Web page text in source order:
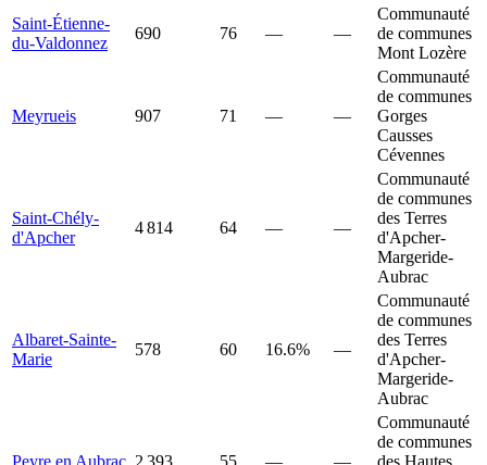
Saint-Étienne-
du-Valdonnez
690 76 — —
Communauté
de communes
Mont Lozère
Meyrueis 907 71 — —
Communauté
de communes
Gorges
Causses
Cévennes
Saint-Chély-
d'Apcher
4 814 64 — —
Communauté
de communes
des Terres
d'Apcher-
Margeride-
Aubrac
Albaret-Sainte-
Marie
578 60 16.6% —
Communauté
de communes
des Terres
d'Apcher-
Margeride-
Aubrac
Peyre en Aubrac 2 393 55 — —
Communauté
de communes
des Hautes